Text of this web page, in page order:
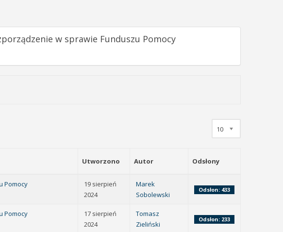
w sprawie Funduszu Pomocy
10
Utworzono Autor Odsłony
Pomocy
19 sierpień
2024
Marek
Sobolewski
Odsłon: 433
Pomocy
17 sierpień
2024
Tomasz
Zieliński
Odsłon: 233